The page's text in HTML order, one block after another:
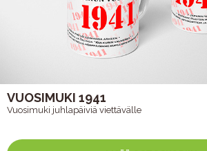
VUOSIMUKI 1941
Vuosimuki juhlapäiviä viettävälle